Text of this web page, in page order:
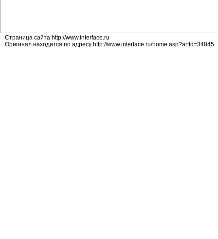
Страница сайта http://www.interface.ru
Оригинал находится по адресу http://www.interface.ru/home.asp?artId=34845